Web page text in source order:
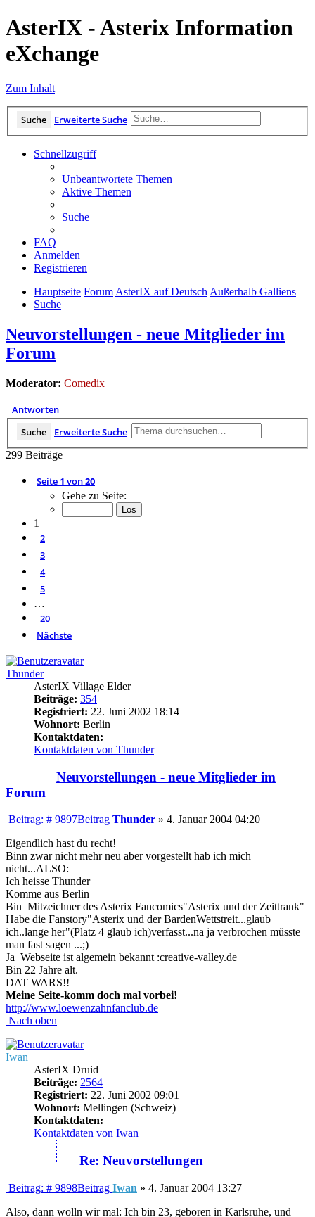
AsterIX - Asterix Information
eXchange
Zum Inhalt
Suche Erweiterte Suche
Schnellzugriff
Unbeantwortete Themen
Aktive Themen
Suche
FAQ
Anmelden
Registrieren
Hauptseite ForumAsterIX auf DeutschAußerhalb Galliens
Suche
Neuvorstellungen - neue Mitglieder im
Forum
Moderator: Comedix
Antworten
Suche
Erweiterte Suche
299 Beiträge
Seite 1 von20
Gehe zu Seite:
1
2
3
4
5
…
20
Nächste
Thunder
AsterIX Village Elder
Beiträge: 354
Registriert: 22. Juni 2002 18:14
Wohnort: Berlin
Kontaktdaten:
Kontaktdaten von Thunder
Neuvorstellungen - neue Mitglieder im
Forum
Beitrag: # 9897Beitrag Thunder » 4. Januar 2004 04:20
Eigendlich hast du recht!
Binn zwar nicht mehr neu aber vorgestellt hab ich mich
nicht...ALSO:
Ich heisse Thunder
Komme aus Berlin
Bin Mitzeichner des Asterix Fancomics"Asterix und der Zeittrank"
Habe die Fanstory"Asterix und der BardenWettstreit...glaub
ich..lange her"(Platz 4 glaub ich)verfasst...na ja verbrochen müsste
man fast sagen ...;)
Ja Webseite ist algemein bekannt :creative-valley.de
Bin 22 Jahre alt.
DAT WARS!!
Meine Seite-komm doch mal vorbei!
http://www.loewenzahnfanclub.de
Nach oben
Iwan
AsterIX Druid
Beiträge: 2564
Registriert: 22. Juni 2002 09:01
Wohnort: Mellingen (Schweiz)
Kontaktdaten:
Kontaktdaten von Iwan
Re: Neuvorstellungen
Beitrag: # 9898Beitrag Iwan » 4. Januar 2004 13:27
Also, dann wolln wir mal: Ich bin 23, geboren in Karlsruhe, und